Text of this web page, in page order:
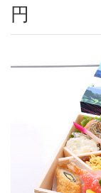
円